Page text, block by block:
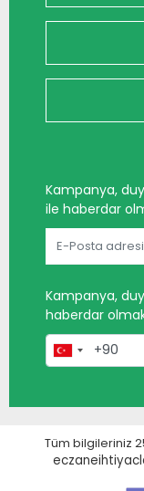
Kampanya,
ile haberdar
Kampanya,
haberdar
Tüm bilgileriniz